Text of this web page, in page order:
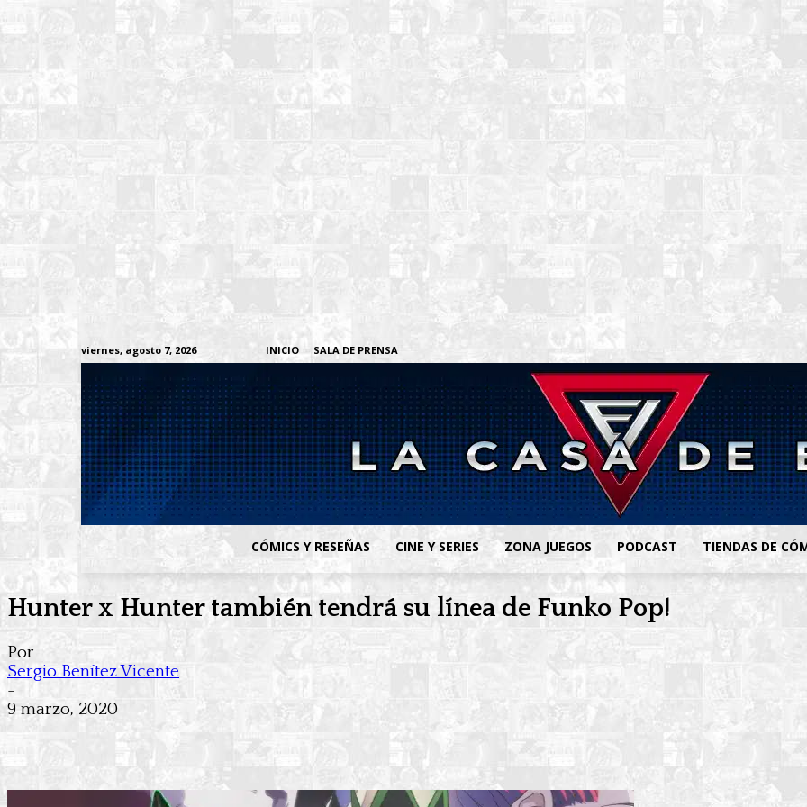
viernes, agosto 7, 2026 INICIO SALA DE PRENSA
CÓMICS Y RESEÑAS CINE Y SERIES ZONA JUEGOS PODCAST TIENDAS DE
Hunter x Hunter también tendrá su línea de Funko Pop!
Por
Sergio Benítez Vicente
-
9 marzo, 2020